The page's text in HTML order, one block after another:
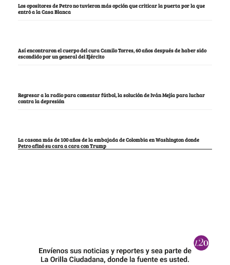
Los opositores de Petro no tuvieron más opción que criticar la puerta por la que
entró a la Casa Blanca
Así encontraron el cuerpo del cura Camilo Torres, 60 años después de haber sido
escondido por un general del Ejército
Regresar a la radio para comentar fútbol, la solución de Iván Mejía para luchar
contra la depresión
La casona más de 100 años de la embajada de Colombia en Washington donde
Petro afinó su cara a cara con Trump